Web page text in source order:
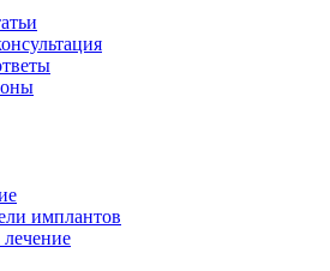
имплантов